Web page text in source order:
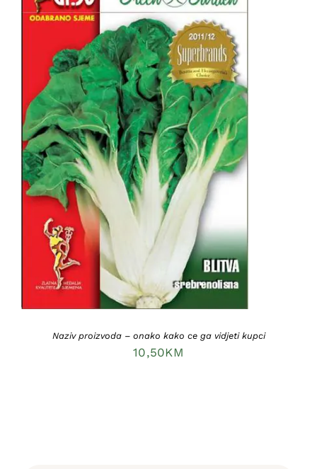
DODAJ U KORPU / DETAILS
Naziv proizvoda – onako kako ce ga vidjeti kupci
10,50KM